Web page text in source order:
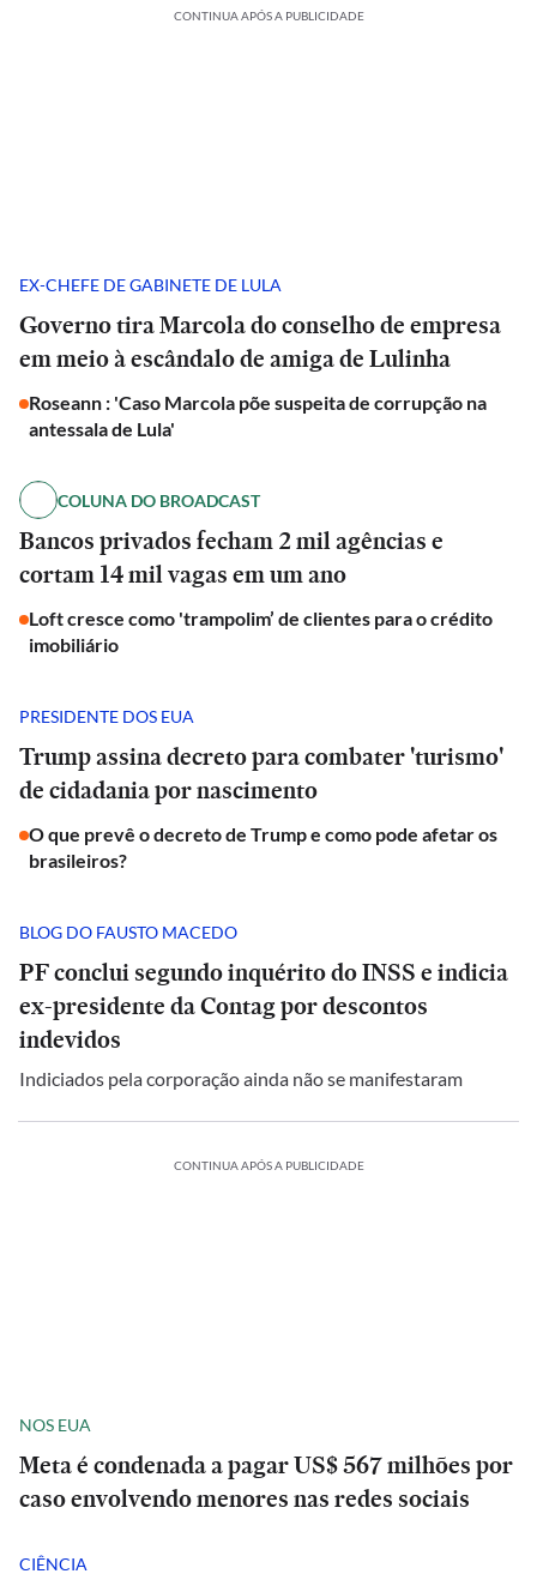
CONTINUA APÓS A PUBLICIDADE
EX-CHEFE DE GABINETE DE LULA
Governo tira Marcola do conselho de empresa
em meio à escândalo de amiga de Lulinha
Roseann : 'Caso Marcola põe suspeita de corrupção na
antessala de Lula'
COLUNA DO BROADCAST
Bancos privados fecham 2 mil agências e
cortam 14 mil vagas em um ano
Loft cresce como 'trampolim’ de clientes para o crédito
imobiliário
PRESIDENTE DOS EUA
Trump assina decreto para combater 'turismo'
de cidadania por nascimento
O que prevê o decreto de Trump e como pode afetar os
brasileiros?
BLOG DO FAUSTO MACEDO
PF conclui segundo inquérito do INSS e indicia
ex-presidente da Contag por descontos
indevidos
Indiciados pela corporação ainda não se manifestaram
CONTINUA APÓS A PUBLICIDADE
NOS EUA
Meta é condenada a pagar US$ 567 milhões por
caso envolvendo menores nas redes sociais
CIÊNCIA